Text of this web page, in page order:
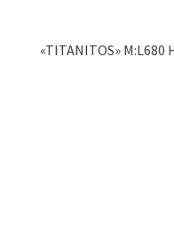
«TITANITOS» M:L680